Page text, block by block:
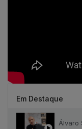
Em Destaque
Álvaro